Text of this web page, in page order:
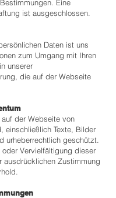
Eine
ist ausgeschlossen.
Daten ist uns
zum Umgang mit Ihren
unserer
die auf der Webseite
der Webseite von
einschließlich Texte, Bilder
urheberrechtlich geschützt.
oder Vervielfältigung dieser
ausdrücklichen Zustimmung